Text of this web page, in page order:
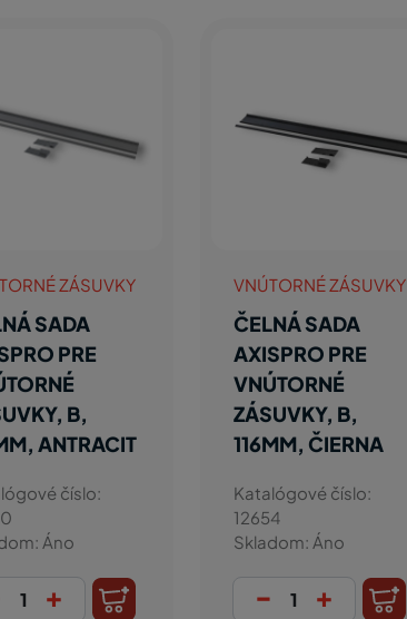
ZÁSUVKY
SADA
PRE
B,
ANTRACIT
číslo:
Áno
+
VNÚTORNÉ ZÁSUVKY
ČELNÁ SADA
AXISPRO PRE
VNÚTORNÉ
ZÁSUVKY, B,
116MM, ČIERNA
Katalógové číslo:
12654
Skladom: Áno
- +